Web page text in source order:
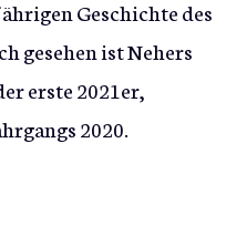
Geschichte des
gesehen ist Nehers
erste 2021er,
2020.